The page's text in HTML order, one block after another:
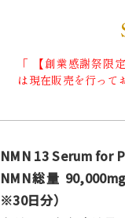
「 【創業感謝祭限
は現在販売を行って
NMN 13 Serum for
NMN総量
※30日分）